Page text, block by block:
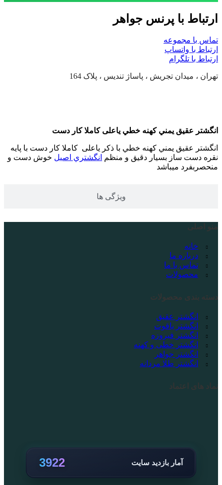
ارتباط با پرنس جواهر
تماس با مجموعه
ارتباط با واتساپ
ارتباط با تلگرام
تهران ، میدان تجریش ، پاساژ تندیس ، پلاک 164
ویژگی ها
انگشتر عقيق يمني كهنه خطي یاعلی كاملا كار دست
انگشتر عقيق يمني كهنه خطي با ذکر یاعلی كاملا كار دست با پايه
نقره دست ساز بسيار دقيق و منظم انگشتري اصيل خوش دست و
منحصربفرد ميباشد
منو اصلی
خانه
درباره ما
تماس با ما
محصولات
دسته بندی محصولات
انگشتر عقیق
انگشتر یاقوت
انگشتر فیروزه
انگشتر خطی و کهنه
انگشتر جواهر
انگشتر طلا مردانه
نماد های اعتماد
آمار بازدید سایت 3922